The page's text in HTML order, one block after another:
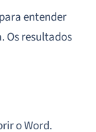
para entender
Os resultados
o Word.